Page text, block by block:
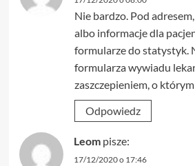
Nie bardzo. Pod
albo informacje dla
formularze do statystyk.
formularza wywiadu
zaszczepieniem, o
Odpowiedz
Leom pisze:
17/12/2020 o 17:46